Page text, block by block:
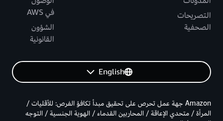
التصريحات
الصحفية
في AWS
الشؤون
القانونية
English
Amazon جهة عمل تحرص على تحقيق مبدأ تكافؤ الفرص: للأقليات /
المرأة / متحدي الإعاقة / المحاربين القدماء / الهوية الجنسية / التوجه